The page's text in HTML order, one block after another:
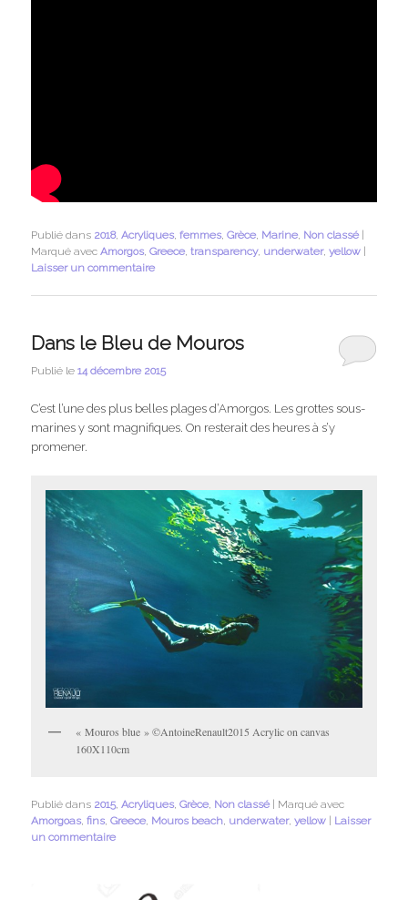
Publié dans 2018,Acryliques,femmes,Grèce, Marine, Non classé |
Marqué avec Amorgos,Greece,transparency, underwater,yellow |
Laisser un commentaire
Dans le Bleu de Mouros
Publié le14 décembre 2015
C’est l’une des plus belles plages d’Amorgos. Les grottes sous-
marines y sont magnifiques. On resterait des heures à s’y
promener.
« Mouros blue » ©AntoineRenault2015 Acrylic on canvas
160X110cm
Publié dans 2015,Acryliques,Grèce, Non classé
Marqué avec
Amorgoas,fins,Greece, Mouros beach, underwater,yellow
Laisser
un commentaire